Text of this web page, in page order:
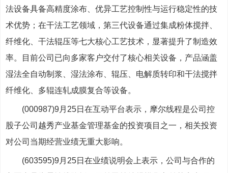
法设备具备高精度涂布、优异工艺控制性与运行稳定性的技
术优势；在干法工艺领域，第三代设备通过集成粉体搅拌、
纤维化、干法辊压等七大核心工艺技术，显著提升了制造效
率。目前公司已向多家客户交付了核心相关设备，产品涵盖
湿法全自动制浆、湿法涂布、辊压、电解质转印和干法搅拌
纤维化、多辊连轧成膜复合等设备。
(000987)9月25日在互动平台表示，摩尔线程是公司控
股子公司越秀产业基金管理基金的投资项目之一，相关投资
对公司当期经营业绩无重大影响。
(603595)9月25日在业绩说明会上表示，公司与合作的